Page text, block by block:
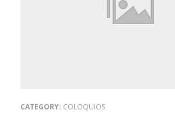
CATEGORY: COLOQUIOS